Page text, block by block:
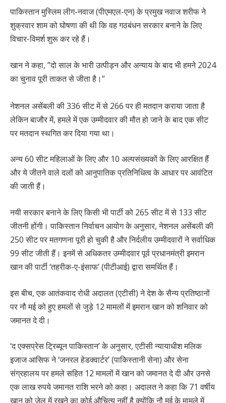
पाकिस्तान मुस्लिम लीग-नवाज (पीएमएल-एन) के प्रमुख नवाज शरीफ ने
शुक्रवार शाम को घोषणा की थी कि वह गठबंधन सरकार बनाने के लिए
विचार-विमर्श शुरू कर रहे हैं।
खान ने कहा, ”दो साल के भारी उत्पीड़न और अन्याय के बाद भी हमने 2024
का चुनाव पूरी ताकत से जीता है।”
नेशनल असेंबली की 336 सीट में से 266 पर ही मतदान कराया जाता है
लेकिन बाजौर में, हमले में एक उम्मीदवार की मौत हो जाने के बाद एक सीट
पर मतदान स्थगित कर दिया गया था।
अन्य 60 सीट महिलाओं के लिए और 10 अल्पसंख्यकों के लिए आरक्षित हैं
और ये जीतने वाले दलों को आनुपातिक प्रतिनिधित्व के आधार पर आवंटित
की जाती हैं।
नयी सरकार बनाने के लिए किसी भी पार्टी को 265 सीट में से 133 सीट
जीतनी होंगी। पाकिस्तान निर्वाचन आयोग के अनुसार, नेशनल असेंबली की
250 सीट पर मतगणना पूरी हो चुकी है और निर्दलीय उम्मीदवारों ने सर्वाधिक
99 सीट जीती हैं। इनमें से अधिकतर उम्मीदवार पूर्व प्रधानमंत्री इमरान
खान की पार्टी ‘तहरीक-ए-इंसाफ’ (पीटीआई) द्वारा समर्थित हैं।
इस बीच, एक आतंकवाद रोधी अदालत (एटीसी) ने देश के सैन्य प्रतिष्ठानों
पर नौ मई को हुए हमलों से जुड़े 12 मामलों में इमरान खान को शनिवार को
जमानत दे दी।
‘द एक्सप्रेस ट्रिब्यून पाकिस्तान’ के अनुसार, एटीसी न्यायाधीश मलिक
इजाज आसिफ ने ‘जनरल हेडक्वार्टर’ (पाकिस्तानी सेना) और सेना
संग्रहालय पर हमले सहित 12 मामलों में खान को जमानत दे दी और उनसे
एक लाख रुपये जमानत राशि भरने को कहा। अदालत ने कहा कि 71 वर्षीय
खान को जेल में रखने का कोई औचित्य नहीं है क्योंकि नौ मई के मामले में